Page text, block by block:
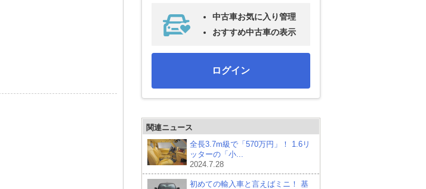
中古車お気に入り管理
おすすめ中古車の表示
ログイン
関連ニュース
全長3.7m級で「570万円」！ 1.6リ
ッターの「小...
2024.7.28
初めての輸入車と言えばミニ！ 基